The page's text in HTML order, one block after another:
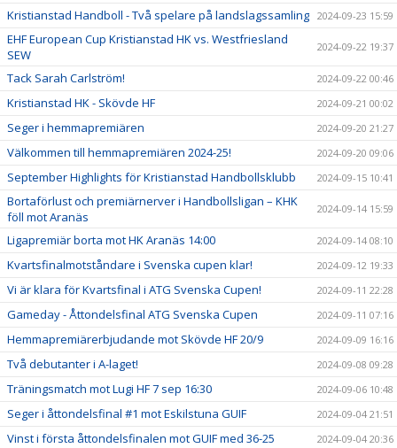
Kristianstad Handboll - Två spelare på landslagssamling 2024-09-23 15:59
EHF European Cup Kristianstad HK vs. Westfriesland
SEW
2024-09-22 19:37
Tack Sarah Carlström! 2024-09-22 00:46
Kristianstad HK - Skövde HF 2024-09-21 00:02
Seger i hemmapremiären 2024-09-20 21:27
Välkommen till hemmapremiären 2024-25! 2024-09-20 09:06
September Highlights för Kristianstad Handbollsklubb 2024-09-15 10:41
Bortaförlust och premiärnerver i Handbollsligan – KHK
föll mot Aranäs
2024-09-14 15:59
Ligapremiär borta mot HK Aranäs 14:00 2024-09-14 08:10
Kvartsfinalmotståndare i Svenska cupen klar! 2024-09-12 19:33
Vi är klara för Kvartsfinal i ATG Svenska Cupen! 2024-09-11 22:28
Gameday - Åttondelsfinal ATG Svenska Cupen 2024-09-11 07:16
Hemmapremiärerbjudande mot Skövde HF 20/9 2024-09-09 16:16
Två debutanter i A-laget! 2024-09-08 09:28
Träningsmatch mot Lugi HF 7 sep 16:30 2024-09-06 10:48
Seger i åttondelsfinal #1 mot Eskilstuna GUIF 2024-09-04 21:51
Vinst i första åttondelsfinalen mot GUIF med 36-25 2024-09-04 20:36